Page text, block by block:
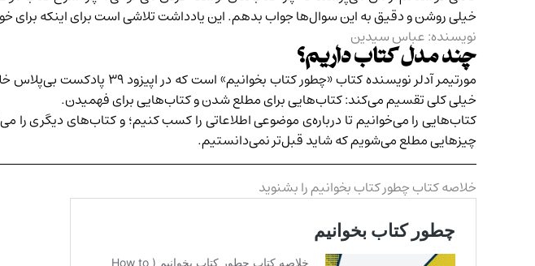
خیلی روشن و دقیق به این سوال‌ها جواب بدهم. این یادداشت تلاشی است برای اینکه
نویسنده: عباس سیدین
چند مدل کتاب داریم؟
مورتیمر آدلر نویسنده‌ کتاب «چطور کتاب بخوانیم» است که دراپیزود ۳۹
پادکست بی‌پلاس
خیلی کلی تقسیم می‌کند: کتاب‌هایی برای مطلع شدن و کتاب‌هایی برای فهمیدن.
کتاب‌هایی را می‌خوانیم تا درباره‌ی موضوعی اطلاعاتی را کسب کنیم؛ و کتاب‌های دیگری را
چیزهایی مطلع می‌شویم که شاید قبل‌تر نمی‌دانستیم.
خلاصه کتاب چطور کتاب بخوانیم را بشنوید